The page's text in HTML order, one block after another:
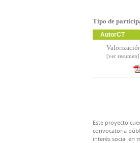
Tipo de
AutorCT
[ver resumen]
Este proyecto
convocatoria
interés social en